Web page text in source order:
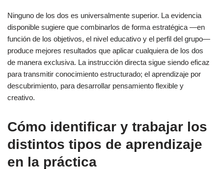
Ninguno de los dos es universalmente superior. La evidencia
disponible sugiere que combinarlos de forma estratégica —en
función de los objetivos, el nivel educativo y el perfil del grupo—
produce mejores resultados que aplicar cualquiera de los dos
de manera exclusiva. La instrucción directa sigue siendo eficaz
para transmitir conocimiento estructurado; el aprendizaje por
descubrimiento, para desarrollar pensamiento flexible y
creativo.
Cómo identificar y trabajar los
distintos tipos de aprendizaje
en la práctica